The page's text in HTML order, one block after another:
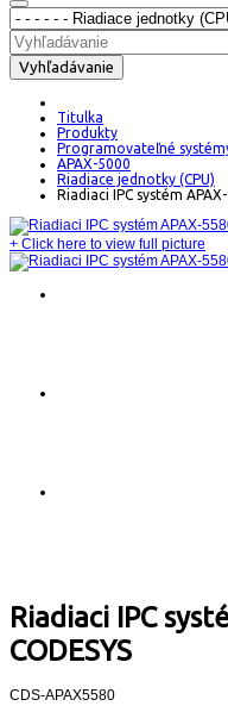
Vyhľadávanie
Titulka
Produkty
Programovateľné
APAX-5000
Riadiace jednotky (CPU)
Riadiaci IPC systém APAX-
+ Click here to view full picture
Riadiaci IPC
CODESYS
CDS-APAX5580